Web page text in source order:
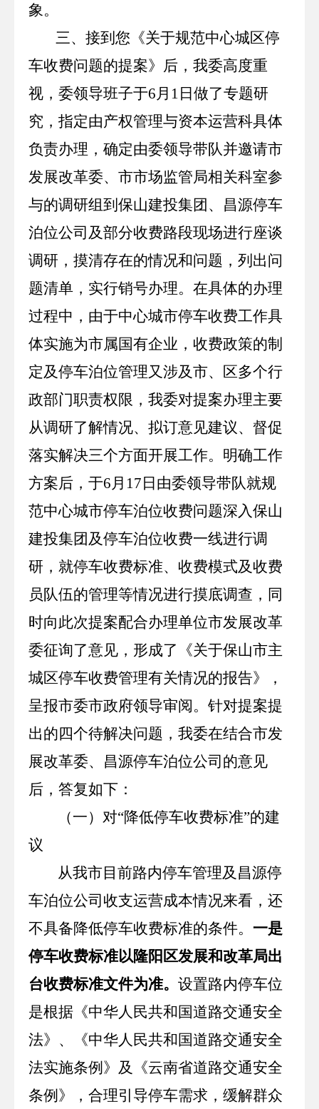
象。
三、接到您《关于规范中心城区停
车收费问题的提案》后， 我委高度重
视，委领导班子于6月 1 日做了专题研
究，指定由产权管理与资本运营科具体
负责办理，确定由委领导带队并邀请市
发展改革委、市市场监管局相关科室参
与的调研组到保山建投集团、昌源停车
泊位公司及部分收费路段现场进行座谈
调研，摸清存在的情况和问题，列出问
题清单，实行销号办理。在具体的办理
过程中，由于中心城市停车收费工作具
体实施为市属国有企业，收费政策的制
定及停车泊位管理又涉及市、区多个行
政部门职责权限，我委对提案办理主要
从调研了解情况、拟订意见建议、督促
落实解决三个方面开展工作。明确工作
方案后，于6月 17 日由委领导带队就规
范中心城市停车泊位收费问题深入保山
建投集团及停车泊位收费一线进行调
研，就停车收费标准、收费模式及收费
员队伍的管理等情况进行摸底调查，同
时向此次提案配合办理单位市发展改革
委征询了意见，形成了《关于保山市主
城区停车收费管理有关情况的报告》，
呈报市委市政府领导审阅。针对提案提
出的四个待解决问题，我委在结合市发
展改革委、昌源停车泊位公司的意见
后，答复如下：
（一）对“降低停车收费标准”的建
议
从我市目前路内停车管理及昌源停
车泊位公司收支运营成本情况来看，还
不具备降低停车收费标准的条件。 一是
停车收费标准以隆阳区发展和改革局出
台收费标准文件为准。 设置路内停车位
是根据《中华人民共和国道路交通安全
法》、《中华人民共和国道路交通安全
法实施条例》及《云南省道路交通安全
条例》，合理引导停车需求，缓解群众